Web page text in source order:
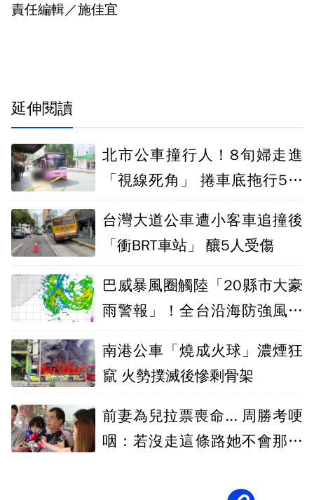
責任編輯／施佳宜
延伸閱讀
北市公車撞行人！8旬婦走進
「視線死角」 捲車底拖行5公
台灣大道公車遭小客車追撞後
「衝BRT車站」 釀5人受傷
巴威暴風圈觸陸「20縣市大豪
雨警報」！全台沿海防強風、
南港公車「燒成火球」濃煙狂
竄 火勢撲滅後慘剩骨架
前妻為兒拉票喪命... 周勝考哽
咽：若沒走這條路她不會那麼